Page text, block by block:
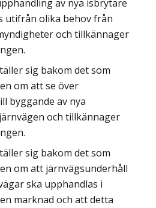
av nya isbrytare
utifrån olika behov från
och tillkännager
sig bakom det som
om att se över
byggande av nya
och tillkännager
sig bakom det som
om att järnvägsunderhåll
ska upphandlas i
marknad och att detta